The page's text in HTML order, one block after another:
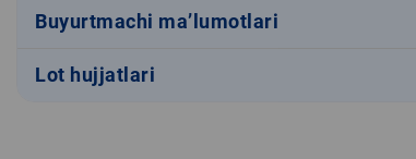
Buyurtmachi ma’lumotlari
Lot hujjatlari